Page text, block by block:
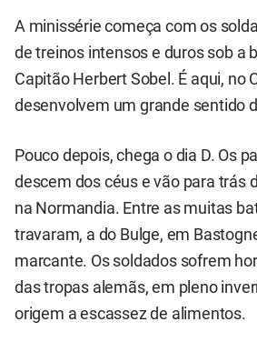
A minissérie começa com os
de treinos intensos e duros sob a
Capitão Herbert Sobel. É aqui, no
desenvolvem um grande sentido
Pouco depois, chega o dia D. Os
descem dos céus e vão para trás
na Normandia. Entre as muitas
travaram, a do Bulge, em
marcante. Os soldados sofrem
das tropas alemãs, em pleno
origem a escassez de alimentos.